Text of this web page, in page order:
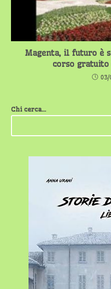
Magenta, il futuro è
corso
03/
Chi cerca...